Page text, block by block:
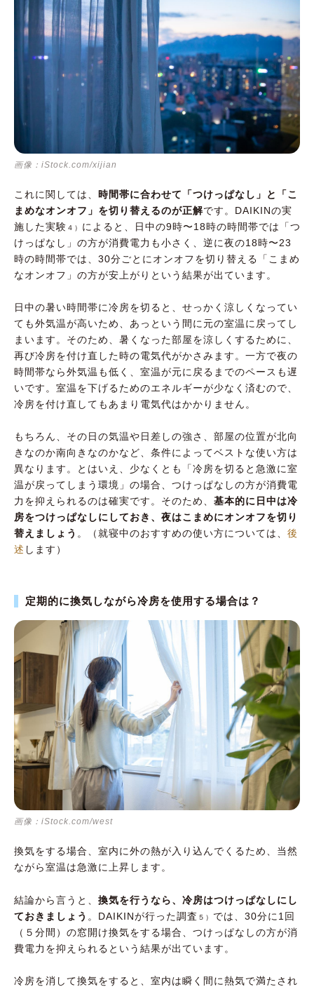
画像：iStock.com/xijian
これに関しては、 時間帯に合わせて「つけっぱなし」と「こ
まめなオンオフ」を切り替えるのが正解です。DAIKINの実
施した実験 ４） によると、日中の9時〜18時の時間帯では「つ
けっぱなし」の方が消費電力も小さく、逆に夜の18時〜23
時の時間帯では、30分ごとにオンオフを切り替える「こまめ
なオンオフ」の方が安上がりという結果が出ています。
日中の暑い時間帯に冷房を切ると、せっかく涼しくなってい
ても外気温が高いため、あっという間に元の室温に戻ってし
まいます。そのため、暑くなった部屋を涼しくするために、
再び冷房を付け直した時の電気代がかさみます。一方で夜の
時間帯なら外気温も低く、室温が元に戻るまでのペースも遅
いです。室温を下げるためのエネルギーが少なく済むので、
冷房を付け直してもあまり電気代はかかりません。
もちろん、その日の気温や日差しの強さ、部屋の位置が北向
きなのか南向きなのかなど、条件によってベストな使い方は
異なります。とはいえ、少なくとも「冷房を切ると急激に室
温が戻ってしまう環境」の場合、つけっぱなしの方が消費電
力を抑えられるのは確実です。そのため、 基本的に日中は冷
房をつけっぱなしにしておき、夜はこまめにオンオフを切り
替えましょう 。（就寝中のおすすめの使い方については、 後
述 します）
定期的に換気しながら冷房を使用する場合は？
画像：iStock.com/west
換気をする場合、室内に外の熱が入り込んでくるため、当然
ながら室温は急激に上昇します。
結論から言うと、 換気を行うなら、冷房はつけっぱなしにし
ておきましょう 。DAIKINが行った調査 ５） では、30分に1回
（５分間）の窓開け換気をする場合、つけっぱなしの方が消
費電力を抑えられるという結果が出ています。
冷房を消して換気をすると、室内は瞬く間に熱気で満たされ